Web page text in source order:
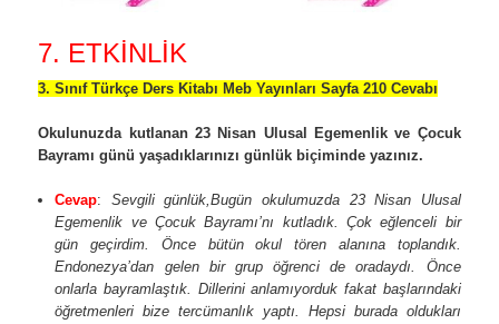
7. ETKİNLİK
3. Sınıf Türkçe Ders Kitabı Meb Yayınları Sayfa 210 Cevabı
Okulunuzda kutlanan 23 Nisan Ulusal Egemenlik ve Çocuk
Bayramı günü yaşadıklarınızı günlük biçiminde yazınız.
Cevap: Sevgili günlük,Bugün okulumuzda 23 Nisan Ulusal
Egemenlik ve Çocuk Bayramı’nı kutladık. Çok eğlenceli bir
gün geçirdim. Önce bütün okul tören alanına toplandık.
Endonezya’dan gelen bir grup öğrenci de oradaydı. Önce
onlarla bayramlaştık. Dillerini anlamıyorduk fakat başlarındaki
öğretmenleri bize tercümanlık yaptı. Hepsi burada oldukları